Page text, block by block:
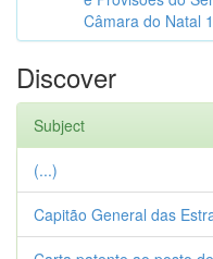
Câmara do Natal
Discover
Subject
(...)
Capitão General das